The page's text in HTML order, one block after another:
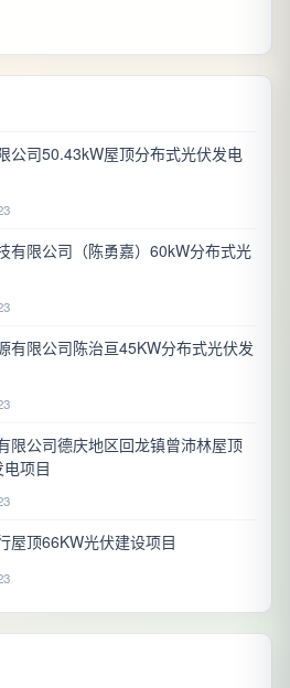
公司50.43kW屋顶分布式光伏发电
有限公司（陈勇嘉）60kW分布式光
有限公司陈治亘45KW分布式光伏发
限公司德庆地区回龙镇曾沛林屋顶
项目
屋顶66KW光伏建设项目